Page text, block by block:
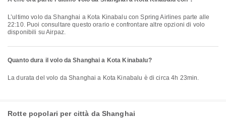
L’ultimo volo da Shanghai a Kota Kinabalu con Spring Airlines parte alle
22:10. Puoi consultare questo orario e confrontare altre opzioni di volo
disponibili su Airpaz.
Quanto dura il volo da Shanghai a Kota Kinabalu?
La durata del volo da Shanghai a Kota Kinabalu è di circa 4h 23min.
Rotte popolari per città da Shanghai